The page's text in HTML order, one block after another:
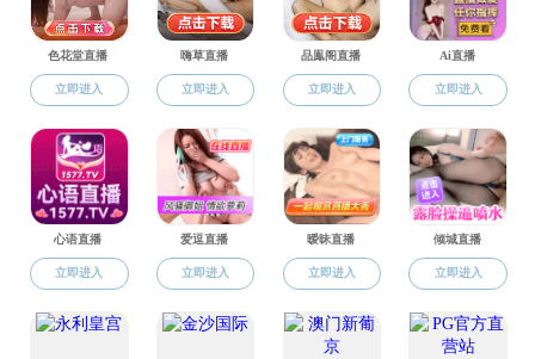
基本信息
朱航宇，
研究方向
专业型研
主要成果
已在IEEE
纵向项目